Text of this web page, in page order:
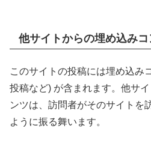
他サイトからの埋め込み
このサイトの投稿には埋め込み
投稿など) が含まれます。他サ
ンツは、訪問者がそのサイトを
ように振る舞います。